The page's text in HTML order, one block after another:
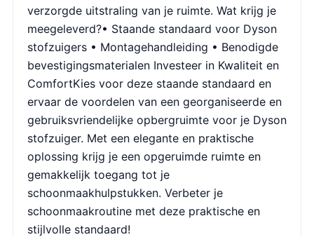
verzorgde uitstraling van je ruimte. Wat krijg je
meegeleverd?• Staande standaard voor Dyson
stofzuigers • Montagehandleiding • Benodigde
bevestigingsmaterialen Investeer in Kwaliteit en
ComfortKies voor deze staande standaard en
ervaar de voordelen van een georganiseerde en
gebruiksvriendelijke opbergruimte voor je Dyson
stofzuiger. Met een elegante en praktische
oplossing krijg je een opgeruimde ruimte en
gemakkelijk toegang tot je
schoonmaakhulpstukken. Verbeter je
schoonmaakroutine met deze praktische en
stijlvolle standaard!